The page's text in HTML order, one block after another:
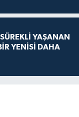
YAŞANAN
YENİSİ DAHA